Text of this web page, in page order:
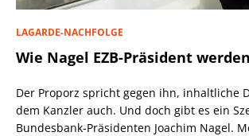
LAGARDE-NACHFOLGE
Wie Nagel EZB-Präsident
Der Proporz spricht gegen ihn, inhaltliche
dem Kanzler auch. Und doch gibt es ein
Bundesbank-Präsidenten Joachim Nagel.